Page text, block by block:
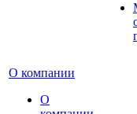
О компании
О